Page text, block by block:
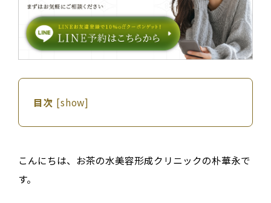
目次 [show]
こんにちは、お茶の水美容形成クリニックの朴華永で
す。